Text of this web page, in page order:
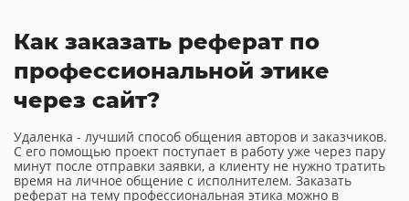
Как заказать реферат по
профессиональной этике
через сайт?
Удаленка - лучший способ общения авторов и заказчиков.
С его помощью проект поступает в работу уже через пару
минут после отправки заявки, а клиенту не нужно тратить
время на личное общение с исполнителем. Заказать
реферат на тему профессиональная этика можно в